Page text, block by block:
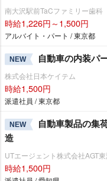
南大沢駅前TaCファミリー歯科
時給1,226円～1,500円
アルバイト・パート / 東京都
NEW 自動車の内装パ
株式会社日本ケイテム
時給1,500円
派遣社員 / 東京都
NEW
自動車製品の集
造
UTエージェント株式会社AGT
時給1,500円